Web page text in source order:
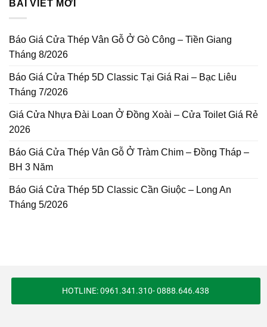
BÀI VIẾT MỚI
Báo Giá Cửa Thép Vân Gỗ Ở Gò Công – Tiền Giang
Tháng 8/2026
Báo Giá Cửa Thép 5D Classic Tại Giá Rai – Bạc Liêu
Tháng 7/2026
Giá Cửa Nhựa Đài Loan Ở Đồng Xoài – Cửa Toilet Giá Rẻ
2026
Báo Giá Cửa Thép Vân Gỗ Ở Tràm Chim – Đồng Tháp –
BH 3 Năm
Báo Giá Cửa Thép 5D Classic Cần Giuộc – Long An
Tháng 5/2026
HOTLINE: 0961.341.310- 0888.646.438